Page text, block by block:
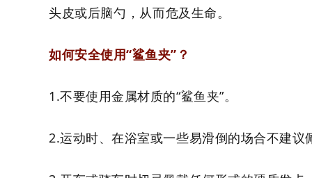
头皮或后脑勺，从而危及生命。
如何安全使用“鲨鱼夹”？
1.不要使用金属材质的“鲨鱼夹”。
2.运动时、在浴室或一些易滑倒的场合不建议